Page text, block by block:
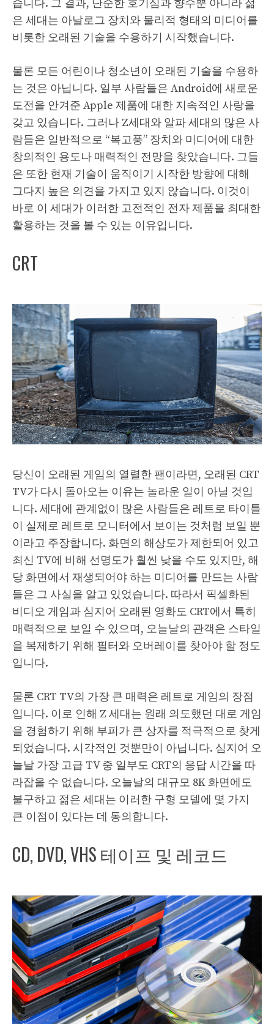
습니다. 그 결과, 단순한 호기심과 향수뿐 아니라 젊
은 세대는 아날로그 장치와 물리적 형태의 미디어를
비롯한 오래된 기술을 수용하기 시작했습니다.
물론 모든 어린이나 청소년이 오래된 기술을 수용하
는 것은 아닙니다. 일부 사람들은 Android에 새로운
도전을 안겨준 Apple 제품에 대한 지속적인 사랑을
갖고 있습니다. 그러나 Z세대와 알파 세대의 많은 사
람들은 일반적으로 “복고풍” 장치와 미디어에 대한
창의적인 용도나 매력적인 전망을 찾았습니다. 그들
은 또한 현재 기술이 움직이기 시작한 방향에 대해
그다지 높은 의견을 가지고 있지 않습니다. 이것이
바로 이 세대가 이러한 고전적인 전자 제품을 최대한
활용하는 것을 볼 수 있는 이유입니다.
CRT
당신이 오래된 게임의 열렬한 팬이라면, 오래된 CRT
TV가 다시 돌아오는 이유는 놀라운 일이 아닐 것입
니다. 세대에 관계없이 많은 사람들은 레트로 타이틀
이 실제로 레트로 모니터에서 보이는 것처럼 보일 뿐
이라고 주장합니다. 화면의 해상도가 제한되어 있고
최신 TV에 비해 선명도가 훨씬 낮을 수도 있지만, 해
당 화면에서 재생되어야 하는 미디어를 만드는 사람
들은 그 사실을 알고 있었습니다. 따라서 픽셀화된
비디오 게임과 심지어 오래된 영화도 CRT에서 특히
매력적으로 보일 수 있으며, 오늘날의 관객은 스타일
을 복제하기 위해 필터와 오버레이를 찾아야 할 정도
입니다.
물론 CRT TV의 가장 큰 매력은 레트로 게임의 장점
입니다. 이로 인해 Z 세대는 원래 의도했던 대로 게임
을 경험하기 위해 부피가 큰 상자를 적극적으로 찾게
되었습니다. 시각적인 것뿐만이 아닙니다. 심지어 오
늘날 가장 고급 TV 중 일부도 CRT의 응답 시간을 따
라잡을 수 없습니다. 오늘날의 대규모 8K 화면에도
불구하고 젊은 세대는 이러한 구형 모델에 몇 가지
큰 이점이 있다는 데 동의합니다.
CD, DVD, VHS 테이프 및 레코드